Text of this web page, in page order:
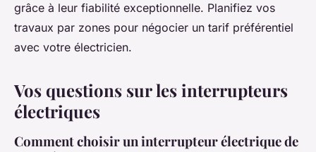
grâce à leur fiabilité exceptionnelle. Planifiez vos
travaux par zones pour négocier un tarif préférentiel
avec votre électricien.
Vos questions sur les interrupteurs
électriques
Comment choisir un interrupteur électrique de